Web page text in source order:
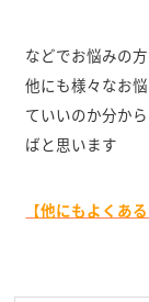
などでお悩みの
他にも様々なお
ていいのか分か
ばと思います
【他にもよくあ